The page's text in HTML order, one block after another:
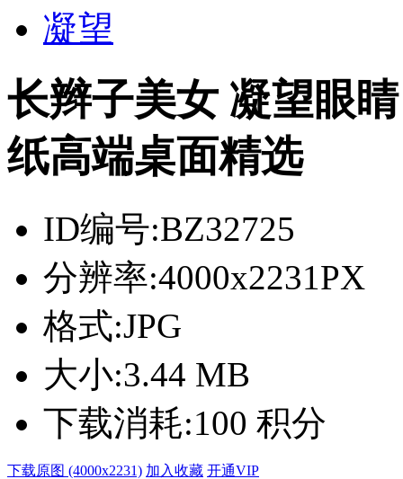
凝望
长辫子美女 凝望眼
纸高端桌面精选
ID编号:BZ32725
分辨率:4000x2231PX
格式:JPG
大小:3.44 MB
下载消耗:100 积分
下载原图 (4000x2231) 加入收藏 开通VIP